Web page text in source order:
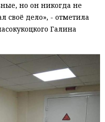
но он никогда не
своё дело», - отметила
Галина